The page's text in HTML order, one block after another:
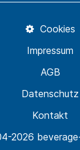
2026
Kontakt
Datenschutz
AGB
Impressum
Cookies